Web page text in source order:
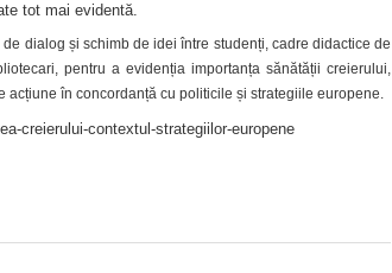
tot mai evidentă.
dialog și schimb de idei între studenți, cadre didactice de
pentru a evidenția importanța sănătății creierului,
în concordanță cu politicile și strategiile europene.
creierului-contextul-strategiilor-europene